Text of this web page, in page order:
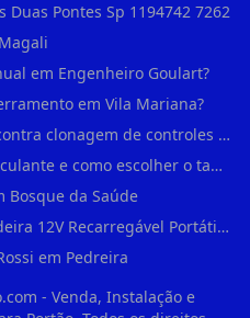
Duas Pontes Sp 1194742 7262
em Engenheiro Goulart?
em Vila Mariana?
Como aumentar a segurança contra clonagem de controles de portão em São Rafael?
O que é o 'curso' do motor basculante e como escolher o tamanho certo (1,4m, 1,5m, 2,0m) em Engenheiro Goulart?
Bosque da Saúde
Furadeira Impacto e Parafusadeira 12V Recarregável Portátil Sem Fio Mandril 3/8 em Brás
em Pedreira
- Venda, Instalação e